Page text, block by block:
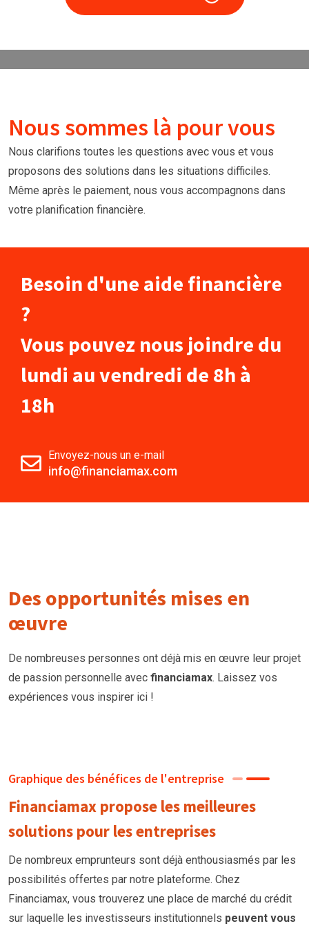
Nous sommes là pour vous
Nous clarifions toutes les questions avec vous et vous
proposons des solutions dans les situations difficiles.
Même après le paiement, nous vous accompagnons dans
votre planification financière.
Besoin d'une aide financière
?
Vous pouvez nous joindre du
lundi au vendredi de 8h à
18h
Envoyez-nous un e-mail
info@financiamax.com
Des opportunités mises en
œuvre
De nombreuses personnes ont déjà mis en œuvre leur projet
de passion personnelle avec financiamax. Laissez vos
expériences vous inspirer ici !
Graphique des bénéfices de l'entreprise
Financiamax propose les meilleures
solutions pour les entreprises
De nombreux emprunteurs sont déjà enthousiasmés par les
possibilités offertes par notre plateforme. Chez
Financiamax, vous trouverez une place de marché du crédit
sur laquelle les investisseurs institutionnels peuvent vous